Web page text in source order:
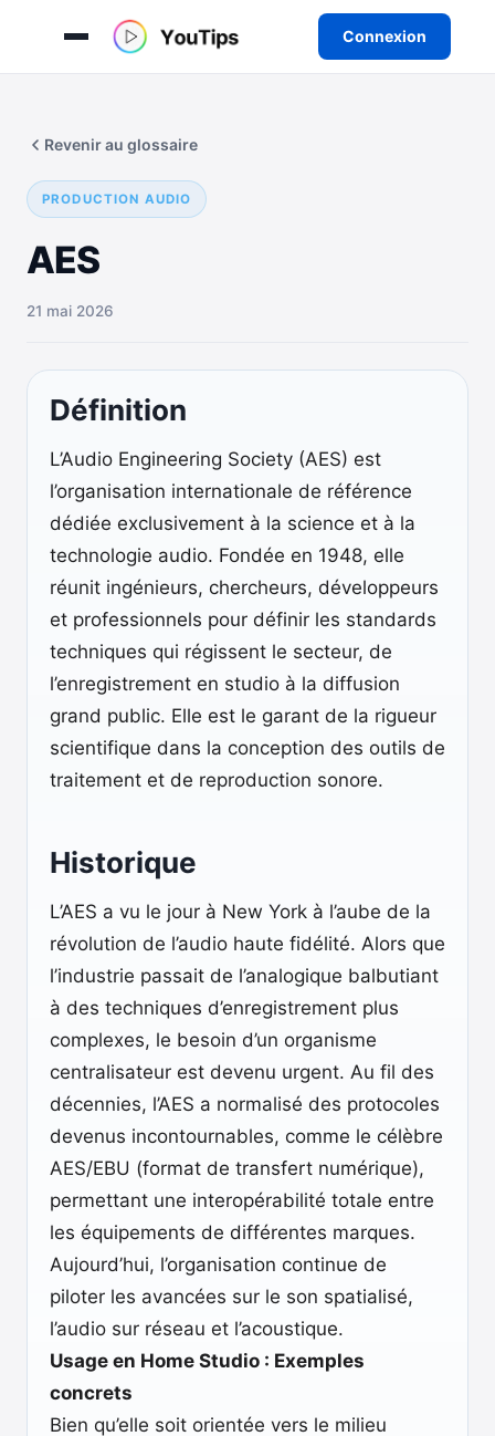
Connexion
contenu
PRODUCTION AUDIO
AES
Revenir au glossaire
21 mai 2026
Définition
L’Audio Engineering Society (AES) est
l’organisation internationale de référence
dédiée exclusivement à la science et à la
technologie audio. Fondée en 1948, elle
réunit ingénieurs, chercheurs, développeurs
et professionnels pour définir les standards
techniques qui régissent le secteur, de
l’enregistrement en studio à la diffusion
grand public. Elle est le garant de la rigueur
scientifique dans la conception des outils de
traitement et de reproduction sonore.
Historique
L’AES a vu le jour à New York à l’aube de la
révolution de l’audio haute fidélité. Alors que
l’industrie passait de l’analogique balbutiant
à des techniques d’enregistrement plus
complexes, le besoin d’un organisme
centralisateur est devenu urgent. Au fil des
décennies, l’AES a normalisé des protocoles
devenus incontournables, comme le célèbre
AES/EBU (format de transfert numérique),
permettant une interopérabilité totale entre
les équipements de différentes marques.
Aujourd’hui, l’organisation continue de
piloter les avancées sur le son spatialisé,
l’audio sur réseau et l’acoustique.
Usage en Home Studio : Exemples
concrets
Bien qu’elle soit orientée vers le milieu